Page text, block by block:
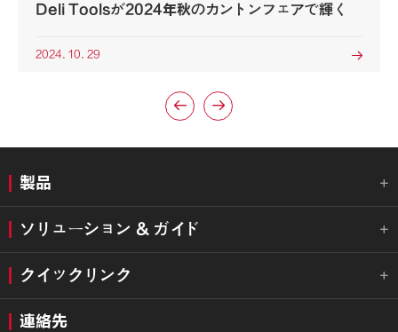
Deli Toolsが2024年秋のカントンフェアで輝く
2024. 10. 29 
 
製品 
ソリューション & ガイド 
クイックリンク 
連絡先